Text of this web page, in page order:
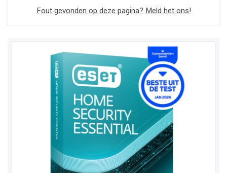
Fout gevonden op deze pagina? Meld het ons!